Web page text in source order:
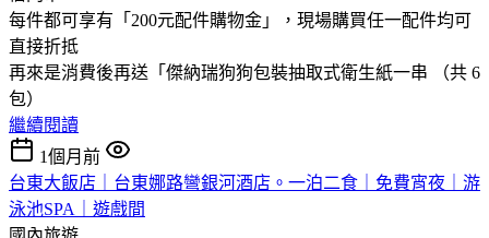
每件都可享有「200元配件購物金」，現場購買任一配件均可
直接折抵
再來是消費後再送「傑納瑞狗狗包裝抽取式衛生紙一串 （共 6
包）
繼續閱讀
1個月前
台東大飯店｜台東娜路彎銀河酒店。一泊二食｜免費宵夜｜游
泳池SPA｜遊戲間